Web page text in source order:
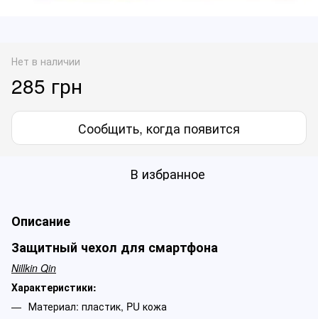
Нет в наличии
285 грн
Сообщить, когда появится
В избранное
Описание
Защитный чехол для смартфона
Nillkin Qin
Характеристики:
Материал: пластик, PU кожа